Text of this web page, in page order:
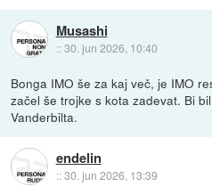
Musashi
::30. jun 2026, 10:40
Bonga IMO še za kaj več, je IMO
začel še trojke s kota zadevat. Bi
Vanderbilta.
endelin
::30. jun 2026, 13:39